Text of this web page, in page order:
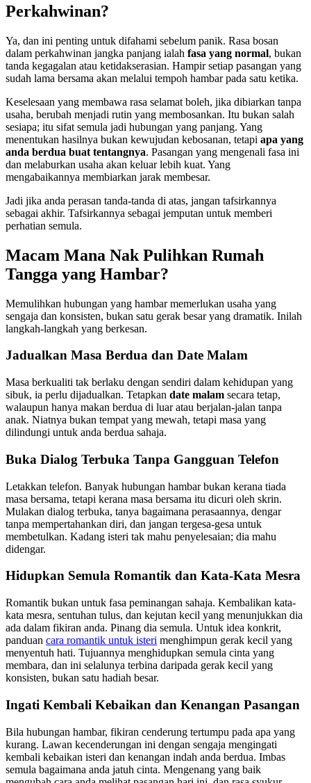
Perkahwinan?
Ya, dan ini penting untuk difahami sebelum panik. Rasa bosan
dalam perkahwinan jangka panjang ialah fasa yang normal, bukan
tanda kegagalan atau ketidakserasian. Hampir setiap pasangan yang
sudah lama bersama akan melalui tempoh hambar pada satu ketika.
Keselesaan yang membawa rasa selamat boleh, jika dibiarkan tanpa
usaha, berubah menjadi rutin yang membosankan. Itu bukan salah
sesiapa; itu sifat semula jadi hubungan yang panjang. Yang
menentukan hasilnya bukan kewujudan kebosanan, tetapi apa yang
anda berdua buat tentangnya. Pasangan yang mengenali fasa ini
dan melaburkan usaha akan keluar lebih kuat. Yang
mengabaikannya membiarkan jarak membesar.
Jadi jika anda perasan tanda-tanda di atas, jangan tafsirkannya
sebagai akhir. Tafsirkannya sebagai jemputan untuk memberi
perhatian semula.
Macam Mana Nak Pulihkan Rumah
Tangga yang Hambar?
Memulihkan hubungan yang hambar memerlukan usaha yang
sengaja dan konsisten, bukan satu gerak besar yang dramatik. Inilah
langkah-langkah yang berkesan.
Jadualkan Masa Berdua dan Date Malam
Masa berkualiti tak berlaku dengan sendiri dalam kehidupan yang
sibuk, ia perlu dijadualkan. Tetapkan date malam secara tetap,
walaupun hanya makan berdua di luar atau berjalan-jalan tanpa
anak. Niatnya bukan tempat yang mewah, tetapi masa yang
dilindungi untuk anda berdua sahaja.
Buka Dialog Terbuka Tanpa Gangguan Telefon
Letakkan telefon. Banyak hubungan hambar bukan kerana tiada
masa bersama, tetapi kerana masa bersama itu dicuri oleh skrin.
Mulakan dialog terbuka, tanya bagaimana perasaannya, dengar
tanpa mempertahankan diri, dan jangan tergesa-gesa untuk
membetulkan. Kadang isteri tak mahu penyelesaian; dia mahu
didengar.
Hidupkan Semula Romantik dan Kata-Kata Mesra
Romantik bukan untuk fasa peminangan sahaja. Kembalikan kata-
kata mesra, sentuhan tulus, dan kejutan kecil yang menunjukkan dia
ada dalam fikiran anda. Pinang dia semula. Untuk idea konkrit,
panduan cara romantik untuk isteri menghimpun gerak kecil yang
menyentuh hati. Tujuannya menghidupkan semula cinta yang
membara, dan ini selalunya terbina daripada gerak kecil yang
konsisten, bukan satu hadiah besar.
Ingati Kembali Kebaikan dan Kenangan Pasangan
Bila hubungan hambar, fikiran cenderung tertumpu pada apa yang
kurang. Lawan kecenderungan ini dengan sengaja mengingati
kembali kebaikan isteri dan kenangan indah anda berdua. Imbas
semula bagaimana anda jatuh cinta. Mengenang yang baik